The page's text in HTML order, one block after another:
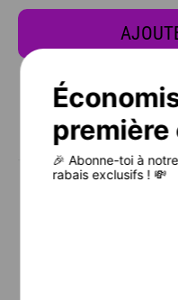
CHARTE DES
⚠️ IL EST FORTEMENT